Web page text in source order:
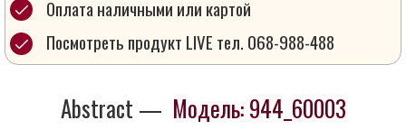
Магия
ковров
Стань
партнером
Оплата наличными или картой
Посмотреть продукт LIVE тел. 068-988-488
Abstract — Модель: 944_60003